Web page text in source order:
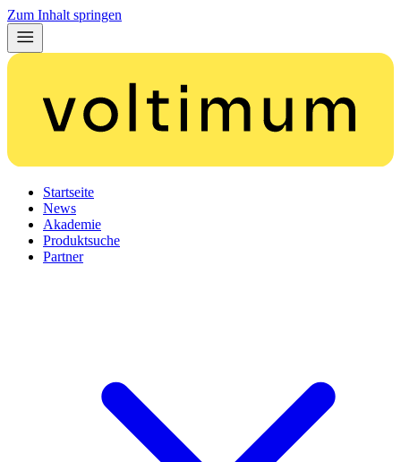
Zum Inhalt springen
Startseite
News
Akademie
Produktsuche
Partner